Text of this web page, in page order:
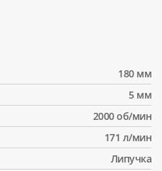
180 мм
5 мм
2000 об/мин
171 л/мин
Липучка